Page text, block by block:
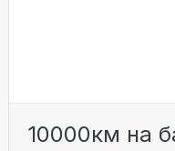
10000км на